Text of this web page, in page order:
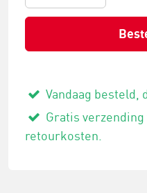
Vandaag besteld,
Gratis verzending
retourkosten.